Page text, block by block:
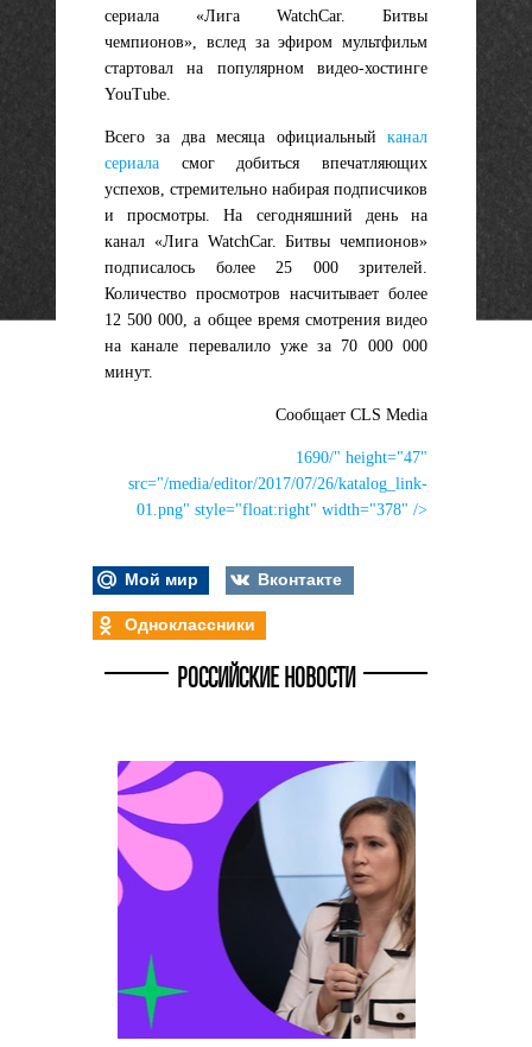
сериала «Лига WatchCar. Битвы
чемпионов», вслед за эфиром мультфильм
стартовал на популярном видео-хостинге
YouTube.
Всего за два месяца официальный канал
сериала смог добиться впечатляющих
успехов, стремительно набирая подписчиков
и просмотры. На сегодняшний день на
канал «Лига WatchCar. Битвы чемпионов»
подписалось более 25 000 зрителей.
Количество просмотров насчитывает более
12 500 000, а общее время смотрения видео
на канале перевалило уже за 70 000 000
минут.
Сообщает CLS Media
1690/" height="47"
src="/media/editor/2017/07/26/katalog_link-
01.png" style="float:right" width="378" />
Мой мир
Вконтакте
Одноклассники
РОССИЙСКИЕ НОВОСТИ